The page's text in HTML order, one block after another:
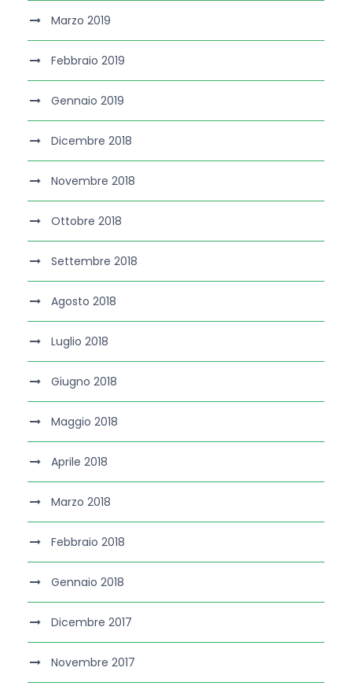
Marzo 2019
Febbraio 2019
Gennaio 2019
Dicembre 2018
Novembre 2018
Ottobre 2018
Settembre 2018
Agosto 2018
Luglio 2018
Giugno 2018
Maggio 2018
Aprile 2018
Marzo 2018
Febbraio 2018
Gennaio 2018
Dicembre 2017
Novembre 2017